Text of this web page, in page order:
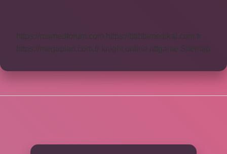
https://rosmedforum.com
https://btibbimedikal.com.tr
https://megaplan.com.tr knight online nttgame Sitemap